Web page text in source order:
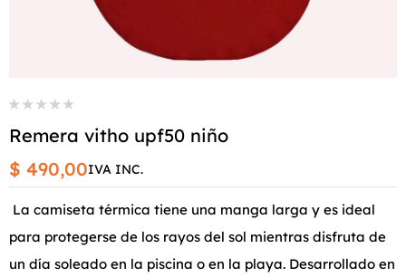
Remera vitho upf50 niño
$ 490,00IVA INC.
La camiseta térmica tiene una manga larga y es ideal
para protegerse de los rayos del sol mientras disfruta de
un día soleado en la piscina o en la playa. Desarrollado en